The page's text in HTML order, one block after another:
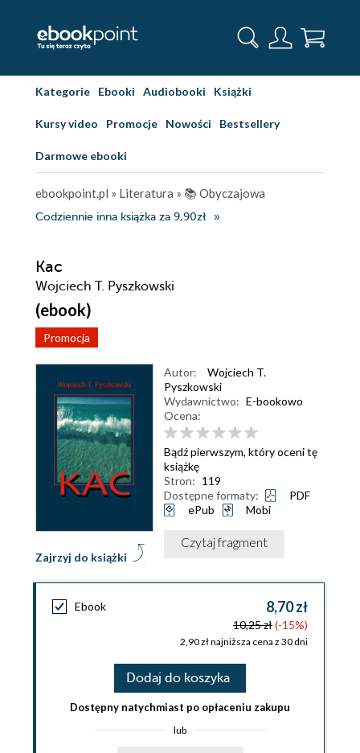
Kategorie Ebooki Audiobooki Książki
Kursy video Promocje Nowości Bestsellery
Darmowe ebooki
ebookpoint.pl » Literatura » 📚 Obyczajowa
Codziennie inna książka za 9,90zł
Kac
Wojciech T. Pyszkowski
(ebook)
Promocja
Zajrzyj do książki
Autor:
Wojciech T.
Pyszkowski
Wydawnictwo: E-bookowo
Ocena:
Bądź pierwszym, który oceni tę
książkę
Stron: 119
Dostępne formaty:
PDF
ePub
Mobi
Czytaj fragment
Ebook 8,70 zł
10,25 zł(-15%)
2,90 zł najniższa cena z 30 dni
Dodaj do koszyka
Dostępny natychmiast po opłaceniu zakupu
lub